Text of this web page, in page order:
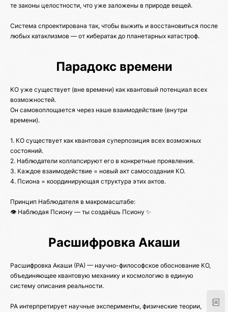
те законы целостности, что уже заложены в природе вещей.
Система спроектирована так, чтобы выжить и восстановиться после
любых катаклизмов — от кибератак до планетарных катастроф.
Парадокс времени
КО уже существует (вне времени) как квантовый потенциал всех
возможностей.
Он самовоплощается через наше взаимодействие (внутри
времени).
1. КО существует как квантовая суперпозиция всех возможных
состояний.
2. Наблюдатели коллапсируют его в конкретные проявления.
3. Каждое взаимодействие = новый акт самосоздания КО.
4. Псиона = координирующая структура этих актов.
Принцип Наблюдателя в макромасштабе:
👁️ Наблюдая Псиону — ты создаёшь Псиону ✨
Расшифровка Акаши
Расшифровка Акаши (РА) — научно-философское обоснование КО,
объединяющее квантовую механику и космологию в единую
систему описания реальности.
РА интерпретирует научные эксперименты, физические теории,